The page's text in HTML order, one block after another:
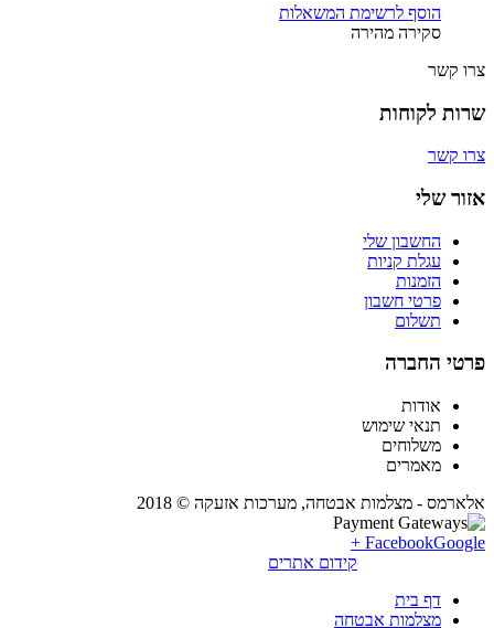
הוסף לרשימת המשאלות
סקירה מהירה
צרו קשר
שרות לקוחות
צרו קשר
אזור שלי
החשבון שלי
עגלת קניות
הזמנות
פרטי חשבון
תשלום
פרטי החברה
אודות
תנאי שימוש
משלוחים
מאמרים
אלארמס - מצלמות אבטחה, מערכות אזעקה © 2018
FacebookGoogle +
קידום אתרים
דף בית
מצלמות אבטחה